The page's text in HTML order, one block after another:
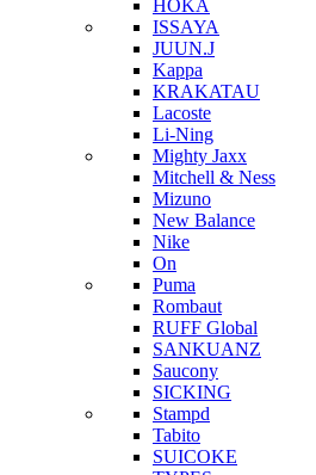
HOKA
ISSAYA
JUUN.J
Kappa
KRAKATAU
Lacoste
Li-Ning
Mighty Jaxx
Mitchell & Ness
Mizuno
New Balance
Nike
On
Puma
Rombaut
RUFF Global
SANKUANZ
Saucony
SICKING
Stampd
Tabito
SUICOKE